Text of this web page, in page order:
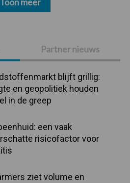
Partner nieuws
blijft grillig:
en geopolitiek houden
in de greep
een vaak
risicofactor voor
ziet volume en
Toon meer